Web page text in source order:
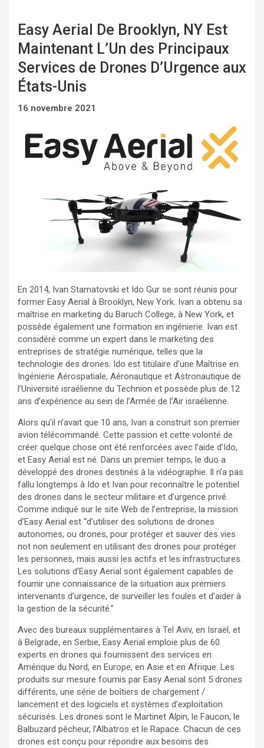
Easy Aerial De Brooklyn, NY Est
Maintenant L’Un des Principaux
Services de Drones D’Urgence aux
États-Unis
16 novembre 2021
En 2014, Ivan Stamatovski et Ido Gur se sont réunis pour
former Easy Aerial à Brooklyn, New York. Ivan a obtenu sa
maîtrise en marketing du Baruch College, à New York, et
possède également une formation en ingénierie. Ivan est
considéré comme un expert dans le marketing des
entreprises de stratégie numérique, telles que la
technologie des drones. Ido est titulaire d’une Maîtrise en
Ingénierie Aérospatiale, Aéronautique et Astronautique de
l’Université israélienne du Technion et possède plus de 12
ans d’expérience au sein de l’Armée de l’Air israélienne.
Alors qu’il n’avait que 10 ans, Ivan a construit son premier
avion télécommandé. Cette passion et cette volonté de
créer quelque chose ont été renforcées avec l’aide d’Ido,
et Easy Aerial est né. Dans un premier temps, le duo a
développé des drones destinés à la vidéographie. Il n’a pas
fallu longtemps à Ido et Ivan pour reconnaître le potentiel
des drones dans le secteur militaire et d’urgence privé.
Comme indiqué sur le site Web de l’entreprise, la mission
d’Easy Aerial est “d’utiliser des solutions de drones
autonomes, ou drones, pour protéger et sauver des vies
not non seulement en utilisant des drones pour protéger
les personnes, mais aussi les actifs et les infrastructures.
Les solutions d’Easy Aerial sont également capables de
fournir une connaissance de la situation aux premiers
intervenants d’urgence, de surveiller les foules et d’aider à
la gestion de la sécurité.”
Avec des bureaux supplémentaires à Tel Aviv, en Israël, et
à Belgrade, en Serbie, Easy Aerial emploie plus de 60
experts en drones qui fournissent des services en
Amérique du Nord, en Europe, en Asie et en Afrique. Les
produits sur mesure fournis par Easy Aerial sont 5 drones
différents, une série de boîtiers de chargement /
lancement et des logiciels et systèmes d’exploitation
sécurisés. Les drones sont le Martinet Alpin, le Faucon, le
Balbuzard pêcheur, l’Albatros et le Rapace. Chacun de ces
drones est conçu pour répondre aux besoins des